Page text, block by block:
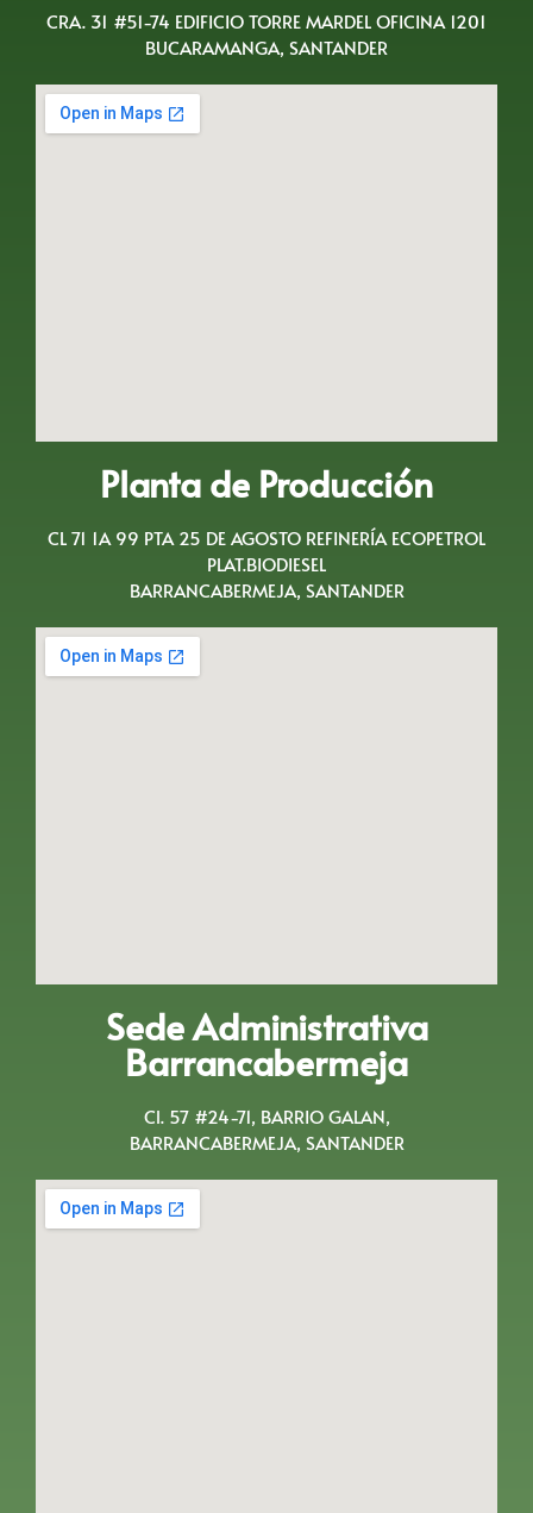
CRA. 31 #51-74 EDIFICIO TORRE MARDEL OFICINA 1201
BUCARAMANGA, SANTANDER
Planta de Producción
CL 71 1A 99 PTA 25 DE AGOSTO REFINERÍA ECOPETROL
PLAT.BIODIESEL
BARRANCABERMEJA, SANTANDER
Sede Administrativa
Barrancabermeja
Cl. 57 #24-71, BARRIO GALAN,
BARRANCABERMEJA, SANTANDER